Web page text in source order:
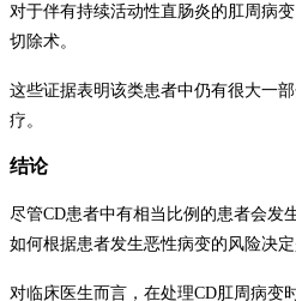
对于伴有持续活动性直肠炎的肛周病
切除术。
这些证据表明该类患者中仍有很大一
疗。
结论
尽管CD患者中有相当比例的患者会发
如何根据患者发生恶性病变的风险决
对临床医生而言，在处理CD肛周病变